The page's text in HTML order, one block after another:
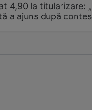
4,90 la titularizare:
a ajuns după